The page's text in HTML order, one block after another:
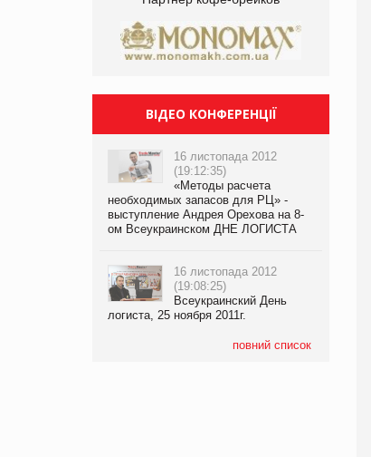
ВІДЕО КОНФЕРЕНЦІЇ
16 листопада 2012
(19:12:35)
«Методы расчета
необходимых запасов для РЦ» -
выступление Андрея Орехова на 8-
ом Всеукраинском ДНЕ ЛОГИСТА
16 листопада 2012
(19:08:25)
Всеукраинский День
логиста, 25 ноября 2011г.
повний список